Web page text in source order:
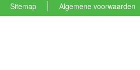
Sitemap
Algemene voorwaarden